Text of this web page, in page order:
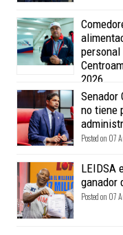
personal
2026
Posted on 07 Aug 2026 - 0
Senador
no tiene
Posted on 07
LEIDSA
ganador
Posted on 07